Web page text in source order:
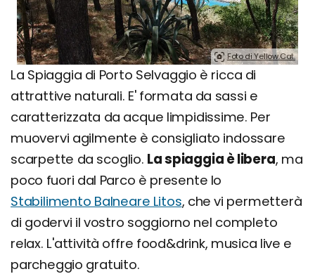
Foto di Yellow.Cat.
La Spiaggia di Porto Selvaggio è ricca di
attrattive naturali. E' formata da sassi e
caratterizzata da acque limpidissime. Per
muovervi agilmente è consigliato indossare
scarpette da scoglio. La spiaggia è libera, ma
poco fuori dal Parco è presente lo
Stabilimento Balneare Litos, che vi permetterà
di godervi il vostro soggiorno nel completo
relax. L'attività offre food&drink, musica live e
parcheggio gratuito.